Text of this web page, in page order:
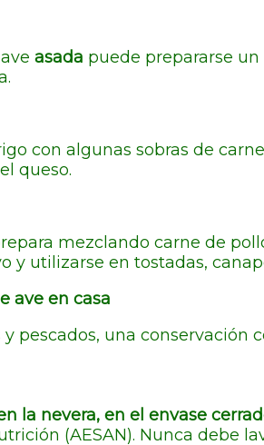
asada puede prepararse
con algunas sobras de
queso.
mezclando carne de
y utilizarse en tostadas,
ave en casa
pescados, una
la nevera, en el envase
(AESAN). Nunca debe